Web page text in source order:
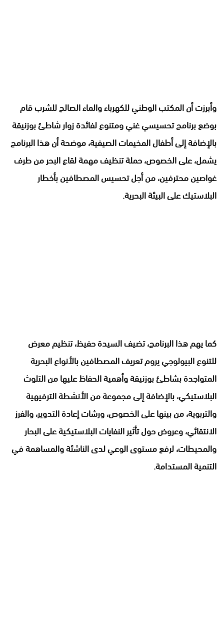
وأبرزت أن المكتب الوطني للكهرباء والماء الصالح للشرب قام
بوضع برنامج تحسيسي غني ومتنوع لفائدة زوار شاطئ بوزنيقة
بالإضافة إلى أطفال المخيمات الصيفية، موضحة أن هذا البرنامج
يشمل، على الخصوص، حملة تنظيف مهمة لقاع البحر من طرف
غواصين محترفين، من أجل تحسيس المصطافين بأخطار
البلاستيك على البيئة البحرية.
كما يهم هذا البرنامج، تضيف السيدة حفيظ، تنظيم معرض
للتنوع البيولوجي يروم تعريف المصطافين بالأنواع البحرية
المتواجدة بشاطئ بوزنيقة وأهمية الحفاظ عليها من التلوث
البلاستيكي، بالإضافة إلى مجموعة من الأنشطة الترفيهية
والتربوية، من بينها على الخصوص، ورشات إعادة التدوير، والفرز
الانتقائي، وعروض حول تأثير النفايات البلاستيكية على البحار
والمحيطات، لرفع مستوى الوعي لدى الناشئة والمساهمة في
التنمية المستدامة.